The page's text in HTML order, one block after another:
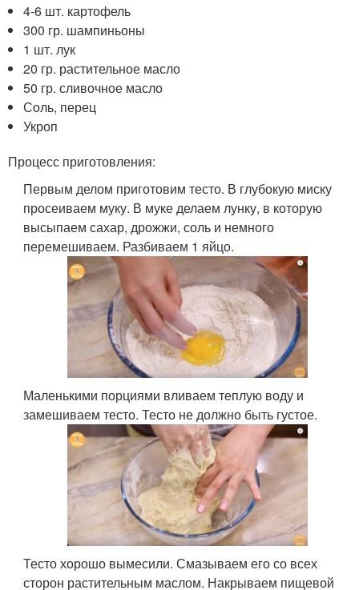
4-6 шт. картофель
300 гр. шампиньоны
1 шт. лук
20 гр. растительное масло
50 гр. сливочное масло
Соль, перец
Укроп
Процесс приготовления:
Первым делом приготовим тесто. В глубокую миску
просеиваем муку. В муке делаем лунку, в которую
высыпаем сахар, дрожжи, соль и немного
перемешиваем. Разбиваем 1 яйцо.
Маленькими порциями вливаем теплую воду и
замешиваем тесто. Тесто не должно быть густое.
Тесто хорошо вымесили. Смазываем его со всех
сторон растительным маслом. Накрываем пищевой